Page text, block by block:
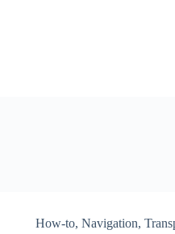
How-to,Navigation,